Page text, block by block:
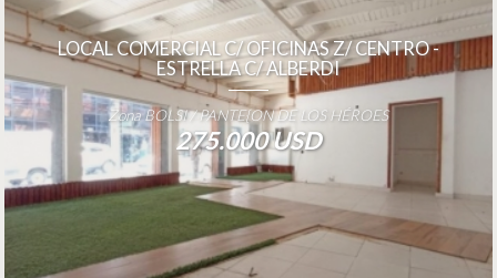
LOCAL COMERCIAL C/ OFICINAS Z/ CENTRO -
ESTRELLA C/ ALBERDI
Zona BOLSI / PANTE{ON DE LOS HÉROES
275.000 USD